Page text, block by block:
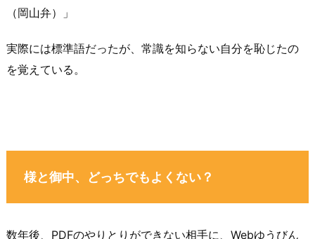
（岡山弁）」
実際には標準語だったが、常識を知らない自分を恥じたの
を覚えている。
様と御中、どっちでもよくない？
数年後、PDFのやりとりができない相手に、Webゆうびん